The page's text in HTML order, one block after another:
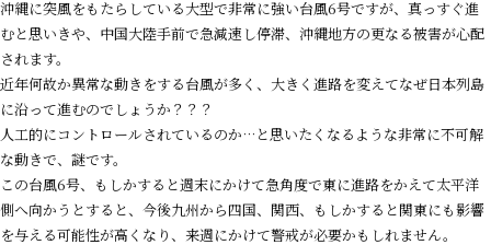
沖縄に突風をもたらしている大型で非常に強い台風6号ですが、真っすぐ進
むと思いきや、中国大陸手前で急減速し停滞、沖縄地方の更なる被害が心配
されます。
近年何故か異常な動きをする台風が多く、大きく進路を変えてなぜ日本列島
に沿って進むのでしょうか？？？
人工的にコントロールされているのか… と思いたくなるような非常に不可解
な動きで、謎です。
この台風6号、もしかすると週末にかけて急角度で東に進路をかえて太平洋
側へ向かうとすると、今後九州から四国、関西、もしかすると関東にも影響
を与える可能性が高くなり、来週にかけて警戒が必要かもしれません。